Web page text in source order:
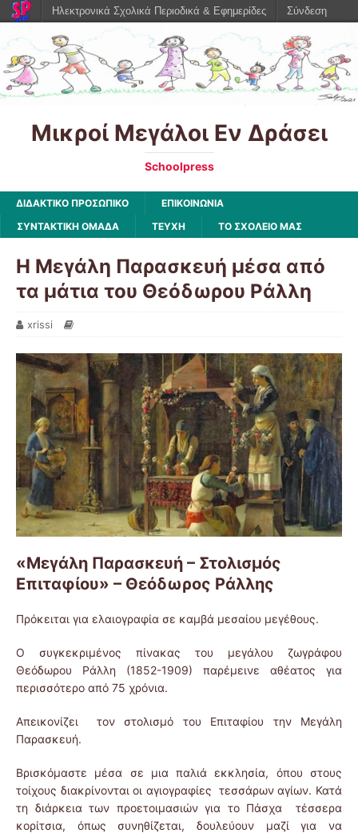
Μικροί Μεγάλοι Εν Δράσει
Schoolpress
ΔΙΔΑΚΤΙΚΟ ΠΡΟΣΩΠΙΚΟ
ΕΠΙΚΟΙΝΩΝΙΑ
ΣΥΝΤΑΚΤΙΚΗ ΟΜΑΔΑ
ΤΕΥΧΗ ΤΟ ΣΧΟΛΕΙΟ ΜΑΣ
Η Μεγάλη Παρασκευή μέσα από
τα μάτια του Θεόδωρου Ράλλη
xrissi
«Μεγάλη Παρασκευή – Στολισμός
Επιταφίου» – Θεόδωρος Ράλλης
Πρόκειται για ελαιογραφία σε καμβά μεσαίου μεγέθους.
Ο συγκεκριμένος πίνακας του μεγάλου ζωγράφου
Θεόδωρου Ράλλη (1852-1909) παρέμεινε αθέατος για
περισσότερο από 75 χρόνια.
Απεικονίζει τον στολισμό του Επιταφίου την Μεγάλη
Παρασκευή.
Βρισκόμαστε μέσα σε μια παλιά εκκλησία, όπου στους
τοίχους διακρίνονται οι αγιογραφίες τεσσάρων αγίων. Κατά
τη διάρκεια των προετοιμασιών για το Πάσχα τέσσερα
κορίτσια, όπως συνηθίζεται, δουλεύουν μαζί για να
Ηλεκτρονικά Σχολικά Περιοδικά & Εφημερίδες Σύνδεση